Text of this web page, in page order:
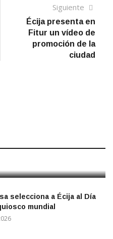
Siguiente
Écija presenta en
Fitur un vídeo de
promoción de la
ciudad
La Montiela
de año
selecciona a Écija al Día
mundial